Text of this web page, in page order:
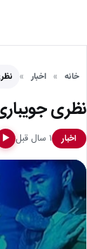
خانه اخبار
نظری
اخبار ۱ سال قبل ▶